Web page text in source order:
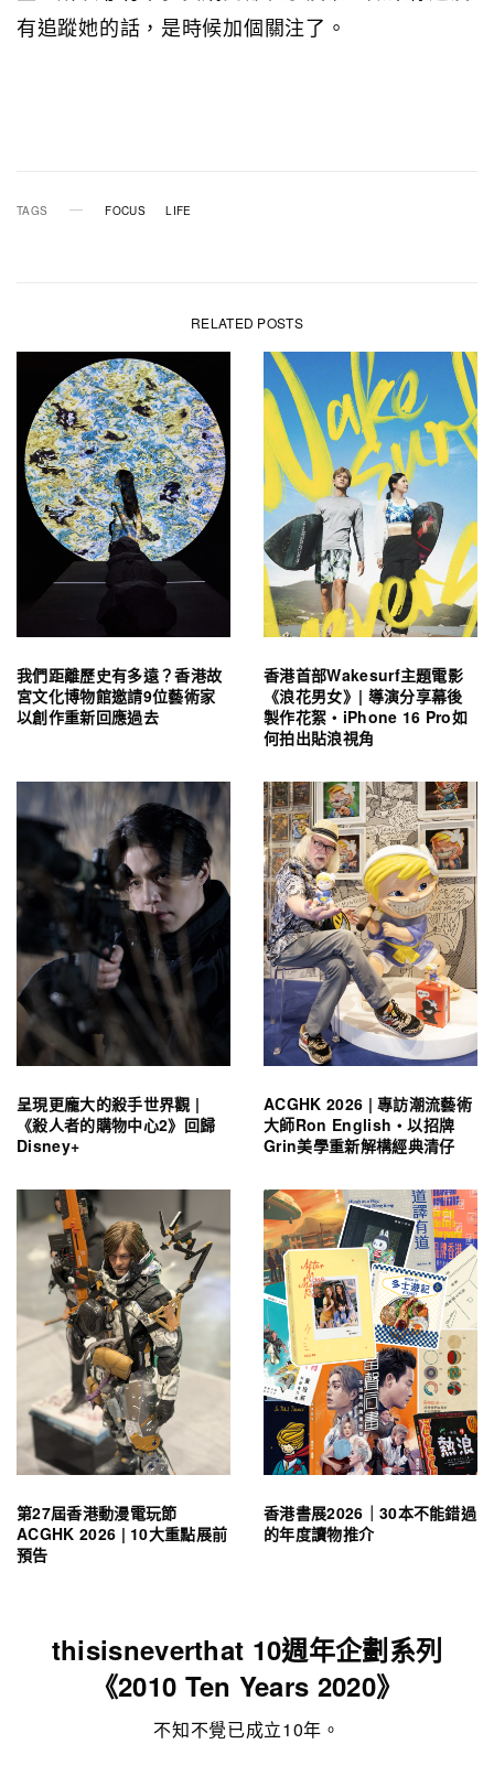
有追蹤她的話，是時候加個關注了。
TAGS FOCUS LIFE
RELATED POSTS
我們距離歷史有多遠？香港故
宮文化博物館邀請9位藝術家
以創作重新回應過去
香港首部Wakesurf主題電影
《浪花男女》| 導演分享幕後
製作花絮・iPhone 16 Pro如
何拍出貼浪視角
呈現更龐大的殺手世界觀 |
《殺人者的購物中心2》回歸
Disney+
ACGHK 2026 | 專訪潮流藝術
大師Ron English・以招牌
Grin美學重新解構經典清仔
第27屆香港動漫電玩節
ACGHK 2026 | 10大重點展前
預告
香港書展2026｜30本不能錯過
的年度讀物推介
thisisneverthat 10週年企劃系列
《2010 Ten Years 2020》
不知不覺已成立10年。